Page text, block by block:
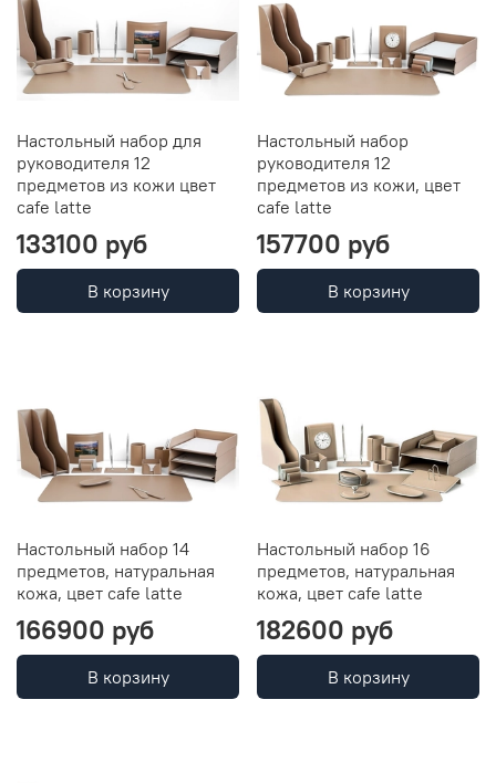
Настольный набор для
руководителя 12
предметов из кожи цвет
cafe latte
133100 руб
В корзину
Настольный набор
руководителя 12
предметов из кожи, цвет
cafe latte
157700 руб
В корзину
Настольный набор 14
предметов, натуральная
кожа, цвет cafe latte
166900 руб
В корзину
Настольный набор 16
предметов, натуральная
кожа, цвет cafe latte
182600 руб
В корзину